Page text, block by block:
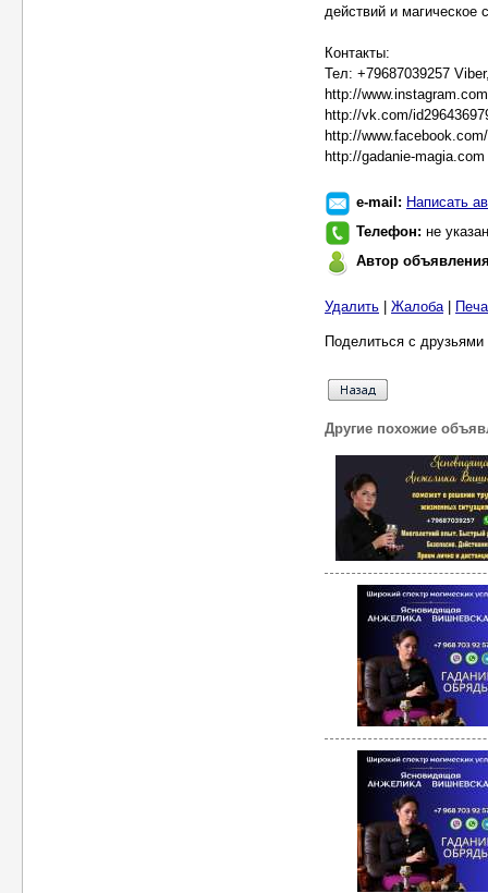
действий и магическое
Контакты:
Тел: +79687039257
http://
http://vk.com/
http://
http://gadanie-magia.com
e-mail: Написать
Телефон: не указан
Автор
Удалить Жалоба|
Поделиться с
Другие похожие